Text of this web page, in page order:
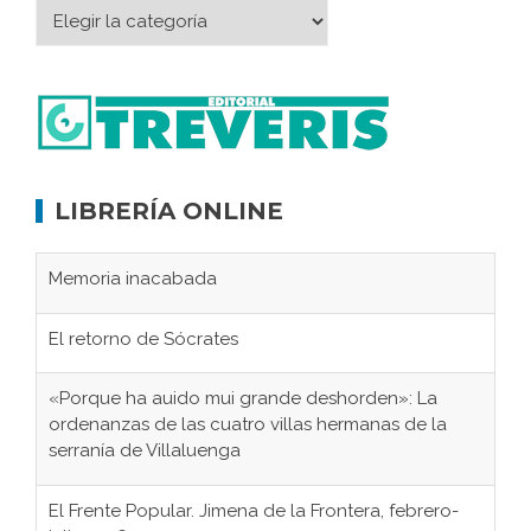
LIBRERÍA ONLINE
Memoria inacabada
El retorno de Sócrates
«Porque ha auido mui grande deshorden»: La
ordenanzas de las cuatro villas hermanas de la
serranía de Villaluenga
El Frente Popular. Jimena de la Frontera, febrero-